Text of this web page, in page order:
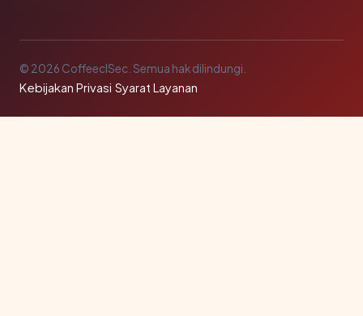
© 2026 CoffeeclSec. Semua hak dilindungi.
Kebijakan Privasi·Syarat Layanan